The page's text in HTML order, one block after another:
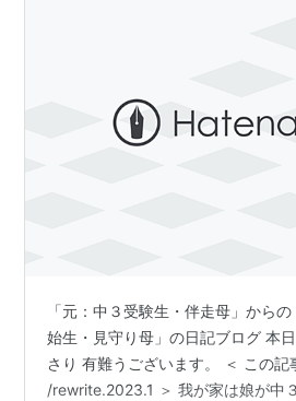
「元：中３受験生・伴走母」から
始生・見守り母」の日記ブログ 本
さり 有難うございます。 ＜ この
/rewrite.2023.1 ＞ 我が家は娘が中